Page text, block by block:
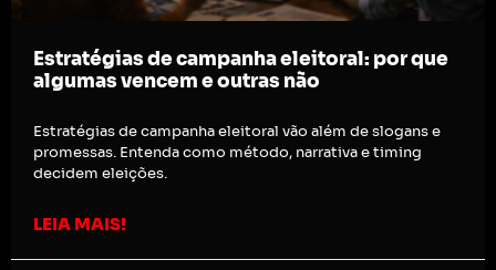
Estratégias de campanha eleitoral: por que
algumas vencem e outras não
Estratégias de campanha eleitoral vão além de slogans e
promessas. Entenda como método, narrativa e timing
decidem eleições.
LEIA MAIS!